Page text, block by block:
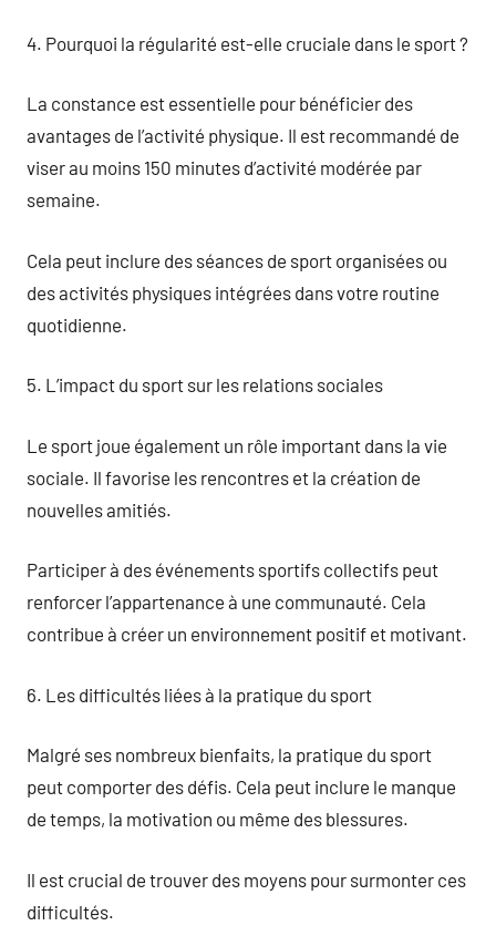
4. Pourquoi la régularité est-elle cruciale dans le sport ?
La constance est essentielle pour bénéficier des
avantages de l’activité physique. Il est recommandé de
viser au moins 150 minutes d’activité modérée par
semaine.
Cela peut inclure des séances de sport organisées ou
des activités physiques intégrées dans votre routine
quotidienne.
5. L’impact du sport sur les relations sociales
Le sport joue également un rôle important dans la vie
sociale. Il favorise les rencontres et la création de
nouvelles amitiés.
Participer à des événements sportifs collectifs peut
renforcer l’appartenance à une communauté. Cela
contribue à créer un environnement positif et motivant.
6. Les difficultés liées à la pratique du sport
Malgré ses nombreux bienfaits, la pratique du sport
peut comporter des défis. Cela peut inclure le manque
de temps, la motivation ou même des blessures.
Il est crucial de trouver des moyens pour surmonter ces
difficultés.